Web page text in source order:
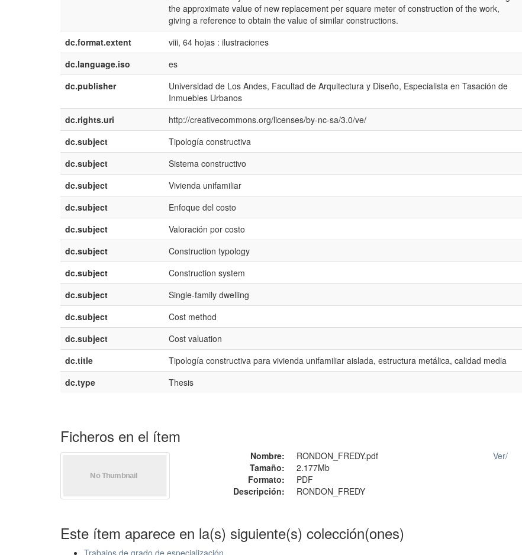
the approximate value of new replacement per square meter of construction of the work,
giving a reference to obtain the value of similar constructions.
dc.format.extent viii, 64 hojas : ilustraciones
dc.language.iso
es
dc.publisher
Universidad de Los Andes, Facultad de Arquitectura y Diseño, Especialista en Tasación de
Inmuebles Urbanos
dc.rights.uri http://creativecommons.org/licenses/by-nc-sa/3.0/ve/
dc.subject
Tipología constructiva
dc.subject
Sistema constructivo
dc.subject
Vivienda unifamiliar
dc.subject
Enfoque del costo
dc.subject
Valoración por costo
dc.subject
Construction typology
dc.subject
Construction system
dc.subject
Single-family dwelling
dc.subject
Cost method
dc.subject
Cost valuation
dc.title
Tipología constructiva para vivienda unifamiliar aislada, estructura metálica, calidad media
dc.type
Thesis
Ficheros en el ítem
Nombre:
RONDON_FREDY.pdf
Tamaño:
2.177Mb
Formato:
PDF
Descripción:
RONDON_FREDY
Ver/
Este ítem aparece en la(s) siguiente(s) colección(ones)
Trabajos de grado de especialización